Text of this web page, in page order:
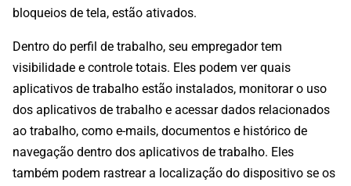
bloqueios de tela, estão ativados.
Dentro do perfil de trabalho, seu empregador tem
visibilidade e controle totais. Eles podem ver quais
aplicativos de trabalho estão instalados, monitorar o uso
dos aplicativos de trabalho e acessar dados relacionados
ao trabalho, como e-mails, documentos e histórico de
navegação dentro dos aplicativos de trabalho. Eles
também podem rastrear a localização do dispositivo se os